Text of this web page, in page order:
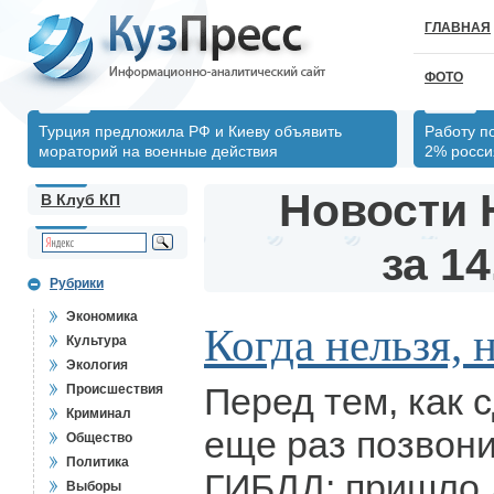
ГЛАВНАЯ
ФОТО
Турция предложила РФ и Киеву объявить
мораторий на военные действия
Работу
2%
В Клуб КП
Рубрики
Экономика
Культура
Экология
Происшествия
Криминал
Общество
Политика
Выборы
Новости
за
Когда нельзя,
Перед тем, как
еще раз